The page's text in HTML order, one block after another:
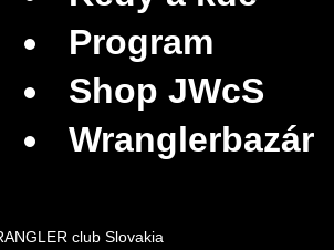
Program
Shop JWcS
Wranglerbazár
club Slovakia